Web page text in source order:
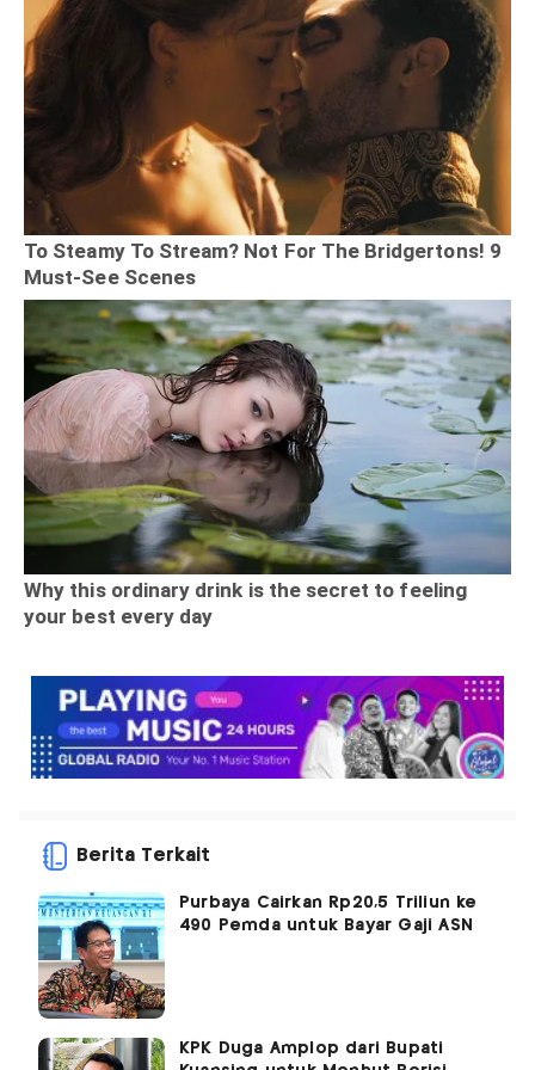
Berita Terkait
Purbaya Cairkan Rp20,5 Triliun ke
490 Pemda untuk Bayar Gaji ASN
KPK Duga Amplop dari Bupati